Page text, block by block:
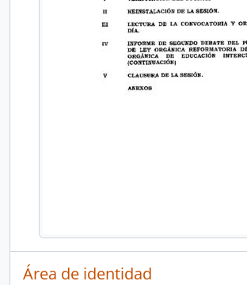
Área de identidad